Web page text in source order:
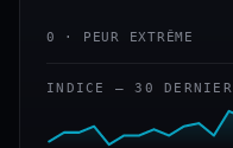
0 · PEUR EXTRÊME
INDICE — 30